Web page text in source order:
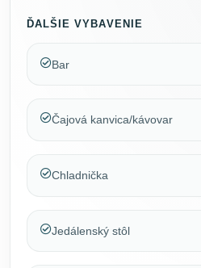
ĎALŠIE VYBAVENIE
Bar
Čajová kanvica/kávovar
Chladnička
Jedálenský stôl